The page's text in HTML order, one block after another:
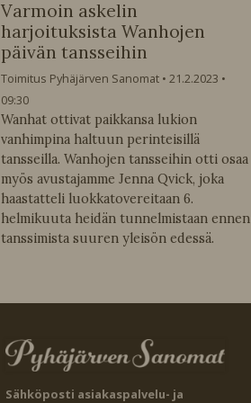
Varmoin askelin
harjoituksista Wanhojen
päivän tansseihin
Toimitus Pyhäjärven Sanomat
21.2.2023
09:30
Wanhat ottivat paikkansa lukion
vanhimpina haltuun perinteisillä
tansseilla. Wanhojen tansseihin otti osaa
myös avustajamme Jenna Qvick, joka
haastatteli luokkatovereitaan 6.
helmikuuta heidän tunnelmistaan ennen
tanssimista suuren yleisön edessä.
Sähköposti asiakaspalvelu- ja